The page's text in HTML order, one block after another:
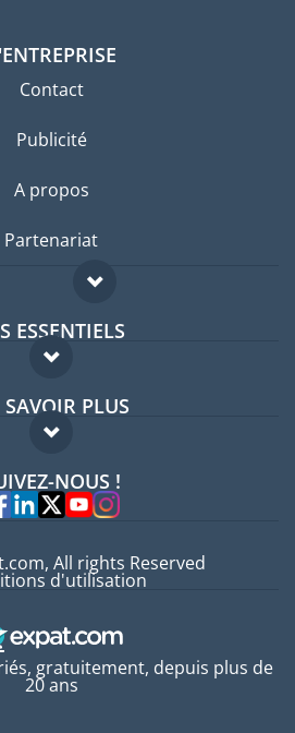
Contact
Publicité
A propos
Partenariat
ESSENTIELS
expatriés
Guides pays
SAVOIR PLUS
FAQ
ExpertsNOUS !
gratuitement, depuis plus de
20 ans
All rights Reserved
d'utilisation